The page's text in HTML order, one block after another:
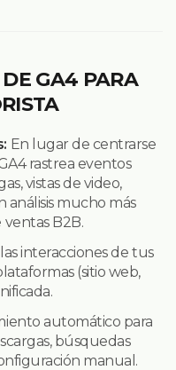
GA4 PARA
En lugar de centrarse
rastrea eventos
vistas de video,
análisis mucho más
B2B.
interacciones de tus
(sitio web,
automático para
búsquedas
manual.